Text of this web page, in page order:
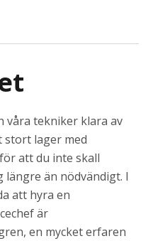
våra tekniker klara av
stort lager med
att du inte skall
än nödvändigt. I
att hyra en
är
en mycket erfaren